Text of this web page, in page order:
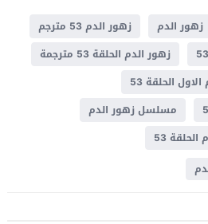
زهور الدم
زهور الدم 53 مترجم
زهور الدم الحلقة 53 مترجمة
الحلقة 53
مسلسل زهور الدم
53